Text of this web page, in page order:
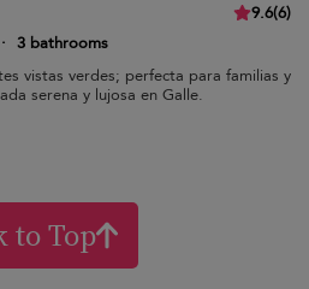
9.6(6)
· 3 bathrooms
vistas verdes; perfecta para familias y
serena y lujosa en Galle.
to Top